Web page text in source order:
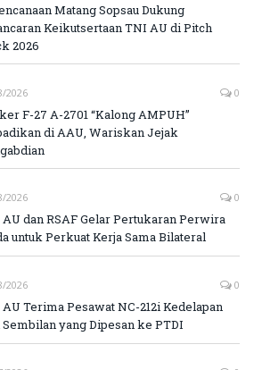
Matang Sopsau Dukung
Keikutsertaan TNI AU di Pitch
2026
2026 0
F-27 A-2701 “Kalong AMPUH”
di AAU, Wariskan Jejak
2026 0
dan RSAF Gelar Pertukaran Perwira
untuk Perkuat Kerja Sama Bilateral
2026 0
Terima Pesawat NC-212i Kedelapan
yang Dipesan ke PTDI